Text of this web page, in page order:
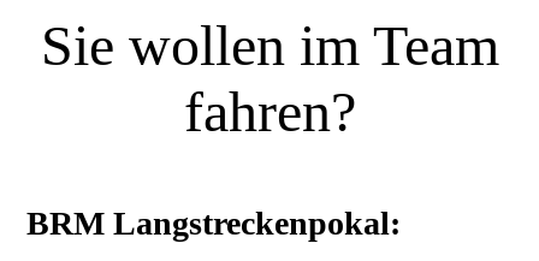
Sie wollen im Team
fahren?
BRM Langstreckenpokal: